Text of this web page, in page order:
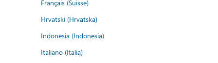
Français (Suisse)
Hrvatski (Hrvatska)
Indonesia (Indonesia)
Italiano (Italia)